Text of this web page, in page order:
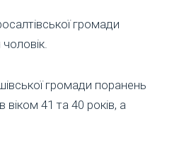
громади
громади поранень
віком 41 та 40 років, а